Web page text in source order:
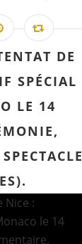
DE
SPÉCIAL
LE 14